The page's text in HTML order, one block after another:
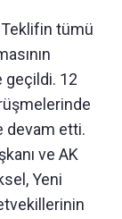
tümü
geçildi. 12
devam etti.
ve AK
Yeni